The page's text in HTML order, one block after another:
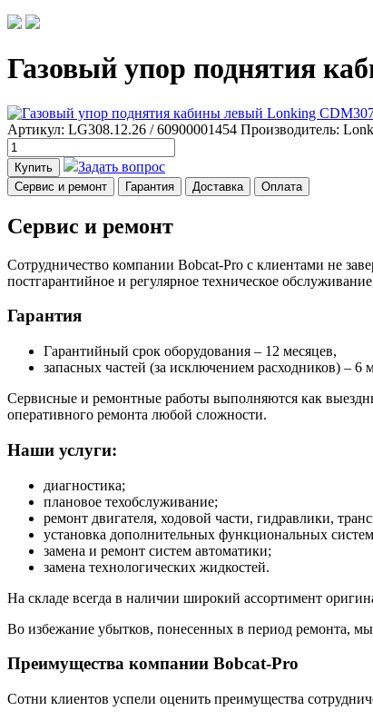
Газовый упор поднятия
Артикул: LG308.12.26 / 60900001454 Производитель:
Купить Задать вопрос
Сервис и ремонт Гарантия Доставка Оплата
Сервис и ремонт
Сотрудничество компании Bobcat-Pro с клиентами не
постгарантийное и регулярное техническое
Гарантия
Гарантийный срок оборудования – 12 месяцев,
запасных частей (за исключением расходников) – 6
Сервисные и ремонтные работы выполняются как
оперативного ремонта любой сложности.
Наши услуги:
диагностика;
плановое техобслуживание;
ремонт двигателя, ходовой части, гидравлики,
установка дополнительных функциональных
замена и ремонт систем автоматики;
замена технологических жидкостей.
На складе всегда в наличии широкий ассортимент
Во избежание убытков, понесенных в период ремонта, мы
Преимущества компании Bobcat-Pro
Сотни клиентов успели оценить преимущества